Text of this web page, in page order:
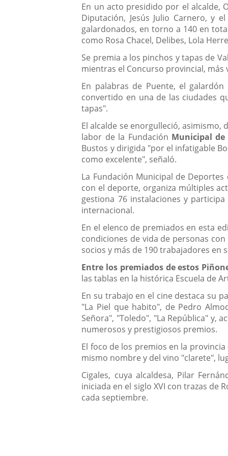
En un acto presidido por el alcalde,
Diputación, Jesús Julio Carnero, y
galardonados, en torno a 140 en
como Rosa Chacel, Delibes, Lola
Se premia a los pinchos y tapas de
mientras el Concurso provincial, más
En palabras de Puente, el
convertido en una de las ciudades
tapas".
El alcalde se enorgulleció,
labor de la Fundación Municipal de
Bustos y dirigida "por el infatigable
como excelente", señaló.
La Fundación Municipal de
con el deporte, organiza múltiples
gestiona 76 instalaciones y
internacional.
En el elenco de premiados en esta
condiciones de vida de personas
socios y más de 190 trabajadores en
Entre los premiados de estos
las tablas en la histórica Escuela de
En su trabajo en el cine destaca su
"La Piel que habito", de Pedro
Señora", "Toledo", "La República" y,
numerosos y prestigiosos premios.
El foco de los premios en la
mismo nombre y del vino "clarete",
Cigales, cuya alcaldesa, Pilar
iniciada en el siglo XVI con trazas de
cada septiembre.